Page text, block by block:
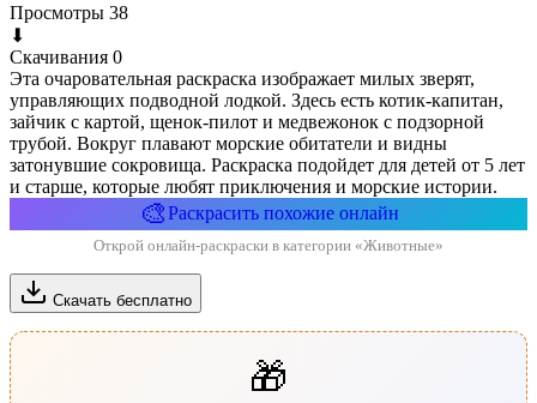
Просмотры 38
⬇
Скачивания 0
Эта очаровательная раскраска изображает милых зверят,
управляющих подводной лодкой. Здесь есть котик-капитан,
зайчик с картой, щенок-пилот и медвежонок с подзорной
трубой. Вокруг плавают морские обитатели и видны
затонувшие сокровища. Раскраска подойдет для детей от 5 лет
и старше, которые любят приключения и морские истории.
🎨Раскрасить похожие онлайн
Открой онлайн-раскраски в категории «Животные»
Скачать бесплатно
🎁